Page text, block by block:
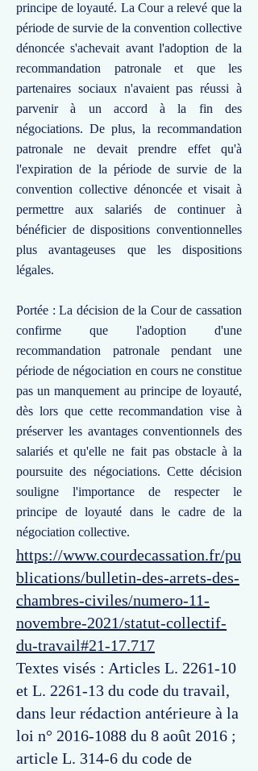
principe de loyauté. La Cour a relevé que la
période de survie de la convention collective
dénoncée s'achevait avant l'adoption de la
recommandation patronale et que les
partenaires sociaux n'avaient pas réussi à
parvenir à un accord à la fin des
négociations. De plus, la recommandation
patronale ne devait prendre effet qu'à
l'expiration de la période de survie de la
convention collective dénoncée et visait à
permettre aux salariés de continuer à
bénéficier de dispositions conventionnelles
plus avantageuses que les dispositions
légales.
Portée : La décision de la Cour de cassation
confirme que l'adoption d'une
recommandation patronale pendant une
période de négociation en cours ne constitue
pas un manquement au principe de loyauté,
dès lors que cette recommandation vise à
préserver les avantages conventionnels des
salariés et qu'elle ne fait pas obstacle à la
poursuite des négociations. Cette décision
souligne l'importance de respecter le
principe de loyauté dans le cadre de la
négociation collective.
https://www.courdecassation.fr/pu
blications/bulletin-des-arrets-des-
chambres-civiles/numero-11-
novembre-2021/statut-collectif-
du-travail#21-17.717
Textes visés : Articles L. 2261-10
et L. 2261-13 du code du travail,
dans leur rédaction antérieure à la
loi n° 2016-1088 du 8 août 2016 ;
article L. 314-6 du code de